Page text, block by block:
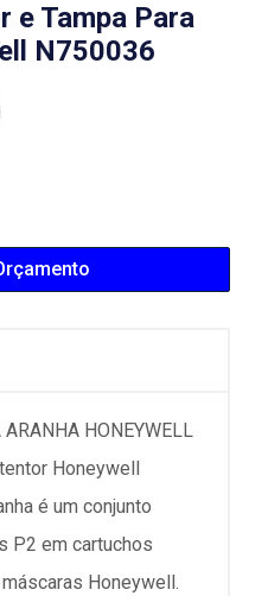
e Tampa Para
N750036
HONEYWELL
Honeywell
é um conjunto
P2 em cartuchos
Honeywell.